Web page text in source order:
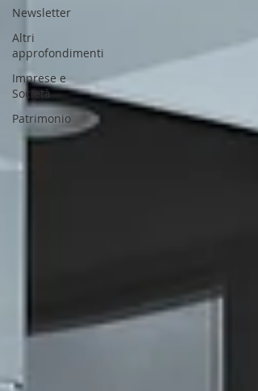
Newsletter
Altri
approfondimenti
Imprese e
Società
Patrimonio